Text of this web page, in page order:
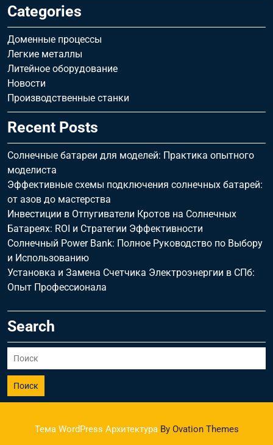
Categories
Доменные процессы
Легкие металлы
Литейное оборудование
Новости
Производственные станки
Recent Posts
Солнечные батареи для моделей: Практика опытного
моделиста
Эффективные схемы подключения солнечных батарей:
от азов до мастерства
Инвестиции в Отпугиватели Кротов на Солнечных
Батареях: ROI и Стратегии Эффективности
Солнечный Power Bank: Полное Руководство по Выбору
и Использованию
Установка и Замена Счетчика Электроэнергии в СПб:
Опыт Профессионала
Search
Поиск
Тема WordPress Архитектура By Ovation Themes